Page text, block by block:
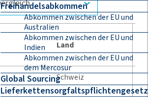
Freihandelsabkommen
Abkommen zwischen der EU und
Australien
Abkommen zwischen der EU und
Indien
Abkommen zwischen der EU und
dem Mercosur
Global Sourcing
Lieferkettensorgfaltspflichtengesetz
Land
Schweiz